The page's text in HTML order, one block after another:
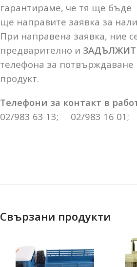
гарантираме, че тя ще бъде
ще направите заявка за
При направена заявка, ние
предварително и
телефона за потвърждаване
продукт.
Телефони за контакт в
02/983 63 13; 02/983 16 01;
Свързани продукти